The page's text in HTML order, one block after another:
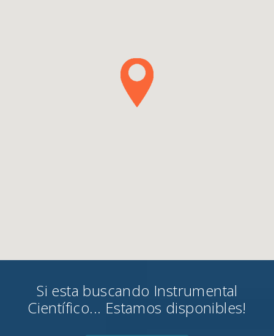
Si esta buscando Instrumental
Científico... Estamos disponibles!